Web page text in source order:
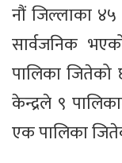
नौं जिल्लाका
सार्वजनिक
पालिका
केन्द्रले ९
एक पालिका